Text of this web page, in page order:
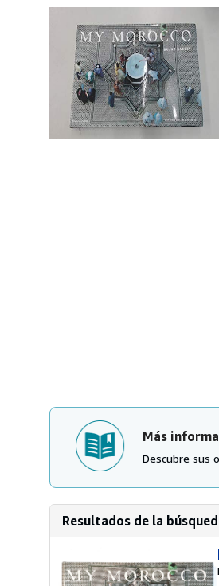
Más
Descubre sus
Resultados de la